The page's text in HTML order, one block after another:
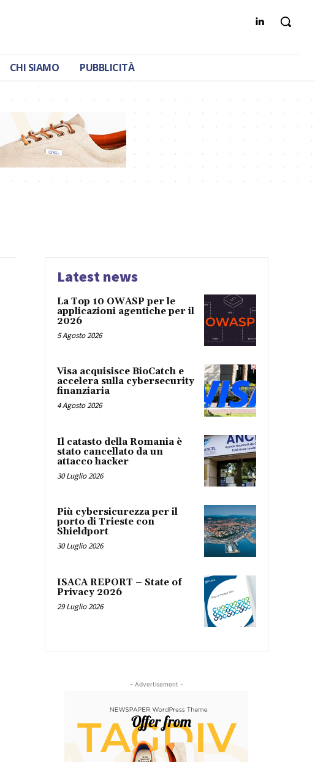
CHI SIAMO PUBBLICITÀ
Latest news
La Top 10 OWASP per le
applicazioni agentiche per il
2026
5 Agosto 2026
Visa acquisisce BioCatch e
accelera sulla cybersecurity
finanziaria
4 Agosto 2026
Il catasto della Romania è
stato cancellato da un
attacco hacker
30 Luglio 2026
Più cybersicurezza per il
porto di Trieste con
Shieldport
30 Luglio 2026
ISACA REPORT – State of
Privacy 2026
29 Luglio 2026
- Advertisement -